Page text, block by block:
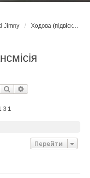
Jimny Ходова (підвіска), трансмісія (МКПП, АКПП)
Пошук
З 1
Перейти